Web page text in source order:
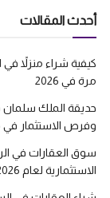
أحدث المقالات
كيفية شراء منزلاً
مرة في 2026
حديقة الملك سلمان
وفرص الاستثمار في 2026
سوق العقارات في
الاستثمارية لعام 2026